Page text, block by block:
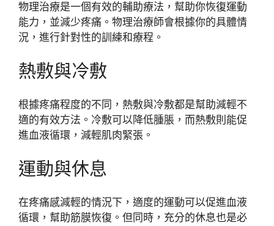
物理治療是一個有效的輔助療法，幫助你恢復運動
能力，並減少疼痛。物理治療師會根據你的具體情
況，進行針對性的訓練和療程。
熱敷與冷敷
根據疼痛程度的不同，熱敷與冷敷都是幫助減輕不
適的有效方法。冷敷可以降低腫脹，而熱敷則能促
進血液循環，減輕肌肉緊張。
運動與休息
在疼痛感減輕的情況下，適度的運動可以促進血液
循環，幫助筋膜恢復。但同時，充分的休息也是必